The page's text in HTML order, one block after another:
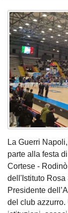
La Guerri
parte alla festa
Cortese -
dell'Istituto
Presidente
del club